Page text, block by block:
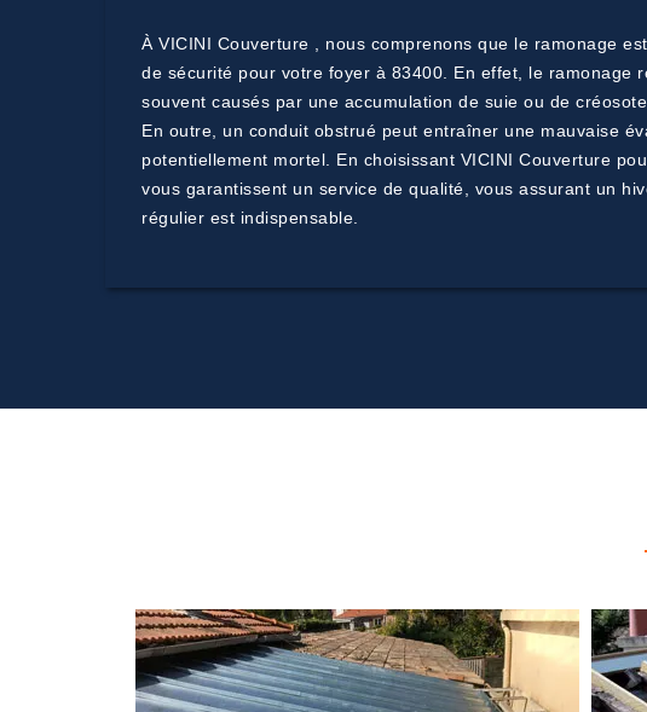
À VICINI Couverture , nous comprenons que le ramonage
de sécurité pour votre foyer à 83400. En effet, le ramonage
souvent causés par une accumulation de suie ou de
En outre, un conduit obstrué peut entraîner une mauvaise
potentiellement mortel. En choisissant VICINI Couverture
vous garantissent un service de qualité, vous assurant un
régulier est indispensable.